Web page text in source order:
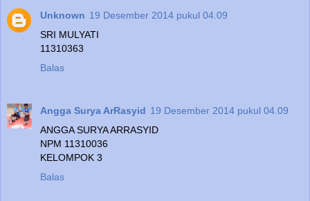
Unknown 19 Desember 2014 pukul 04.09
SRI MULYATI
11310363
Balas
Angga Surya ArRasyid 19 Desember 2014 pukul 04.09
ANGGA SURYA ARRASYID
NPM 11310036
KELOMPOK 3
Balas